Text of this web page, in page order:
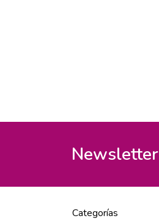
Newsletter
Categorías